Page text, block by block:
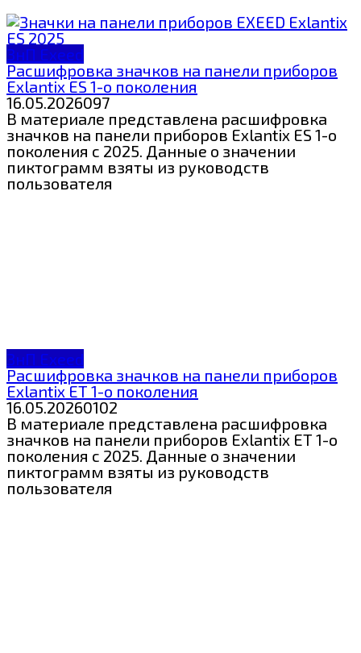
ЗнП Exeed
Расшифровка значков на панели приборов
Exlantix ES 1-о поколения
16.05.2026097
В материале представлена расшифровка
значков на панели приборов Exlantix ES 1-о
поколения c 2025. Данные о значении
пиктограмм взяты из руководств
пользователя
ЗнП Exeed
Расшифровка значков на панели приборов
Exlantix ET 1-о поколения
16.05.20260102
В материале представлена расшифровка
значков на панели приборов Exlantix ET 1-о
поколения c 2025. Данные о значении
пиктограмм взяты из руководств
пользователя